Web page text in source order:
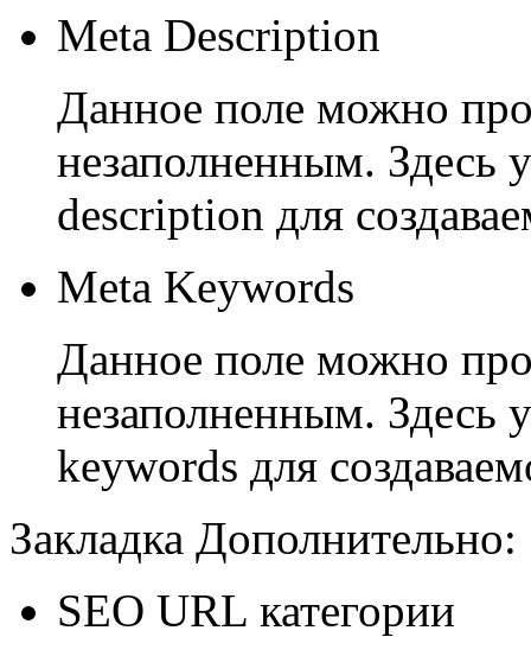
Meta Description
Данное поле можно
незаполненным. Здесь
description для
Meta Keywords
Данное поле можно
незаполненным. Здесь
keywords для
Закладка Дополнительно:
SEO URL категории